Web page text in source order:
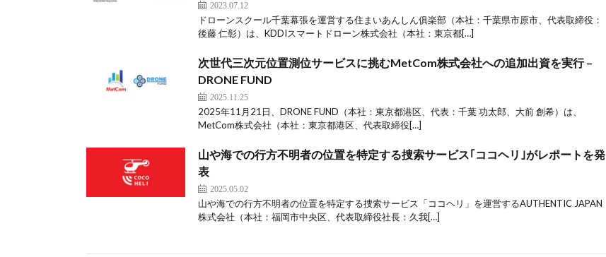
2023.07.12
ドローンスクール千葉幕張を運営する住まいあんしん俱楽部（本社：千葉県市原市、代表取締役：
後藤 仁彰）は、KDDIスマートドローン株式会社（本社：東京都[…]
次世代三次元位置測位サービスに挑むMetCom株式会社への追加出資を実行 –
DRONE FUND
2025.11.25
2025年11月21日、DRONE FUND（本社：東京都港区、代表：千葉 功太郎、大前 創希）は、
MetCom株式会社（本社：東京都港区、代表取締役[…]
山や海での行方不明者の位置を特定する捜索サービス｢ココヘリ｣がレポートを発
表
2025.05.02
山や海での行方不明者の位置を特定する捜索サービス「ココヘリ」を運営するAUTHENTIC JAPAN
株式会社（本社：福岡市中央区、代表取締役社長：久我[…]